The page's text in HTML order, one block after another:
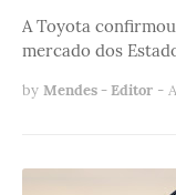
A Toyota
mercado dos
by Mendes - Editor -